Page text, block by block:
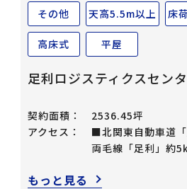
その他 天高5.5m以上 床
高床式 平屋
足利ロジスティクスセン
契約面積：
2536.45坪
アクセス：
■北関東自動車道
両毛線「足利」約5
もっと見る